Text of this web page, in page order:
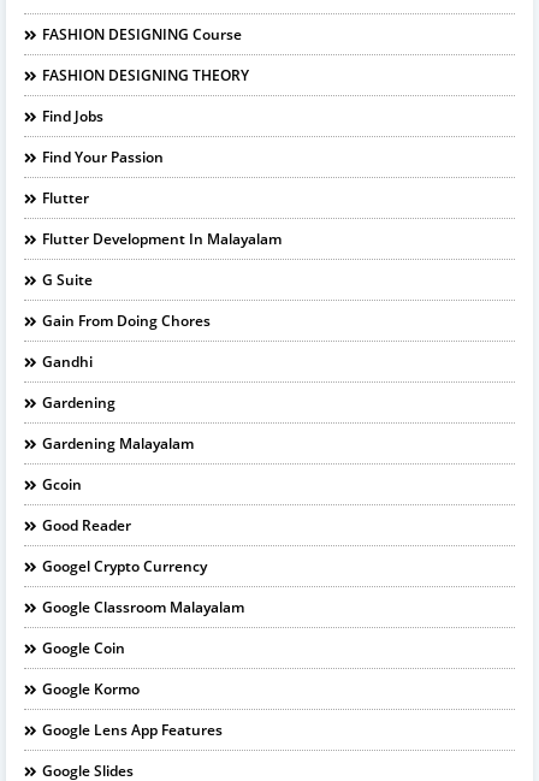
FASHION DESIGNING Course
FASHION DESIGNING THEORY
Find Jobs
Find Your Passion
Flutter
Flutter Development In Malayalam
G Suite
Gain From Doing Chores
Gandhi
Gardening
Gardening Malayalam
Gcoin
Good Reader
Googel Crypto Currency
Google Classroom Malayalam
Google Coin
Google Kormo
Google Lens App Features
Google Slides